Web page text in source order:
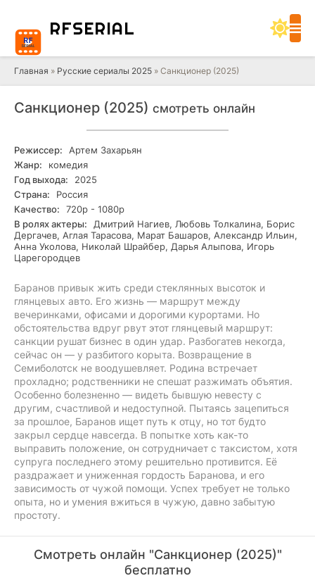
RFSERIAL
Главная » Русские сериалы 2025 » Санкционер (2025)
Санкционер (2025) смотреть онлайн
Режиссер:
Артем Захарьян
Жанр:
комедия
Год выхода:
2025
Страна:
Россия
Качество:
720р - 1080р
В ролях актеры:
Дмитрий Нагиев, Любовь Толкалина, Борис
Дергачев, Аглая Тарасова, Марат Башаров, Александр Ильин,
Анна Уколова, Николай Шрайбер, Дарья Алыпова, Игорь
Царегородцев
Баранов привык жить среди стеклянных высоток и
глянцевых авто. Его жизнь — маршрут между
вечеринками, офисами и дорогими курортами. Но
обстоятельства вдруг рвут этот глянцевый маршрут:
санкции рушат бизнес в один удар. Разбогатев некогда,
сейчас он — у разбитого корыта. Возвращение в
Семиболотск не воодушевляет. Родина встречает
прохладно; родственники не спешат разжимать объятия.
Особенно болезненно — видеть бывшую невесту с
другим, счастливой и недоступной. Пытаясь зацепиться
за прошлое, Баранов ищет путь к отцу, но тот будто
закрыл сердце навсегда. В попытке хоть как-то
выправить положение, он сотрудничает с таксистом, хотя
супруга последнего этому решительно противится. Её
раздражает и униженная гордость Баранова, и его
зависимость от чужой помощи. Успех требует не только
опыта, но и умения вжиться в чужую, давно забытую
простоту.
Смотреть онлайн "Санкционер (2025)"
бесплатно